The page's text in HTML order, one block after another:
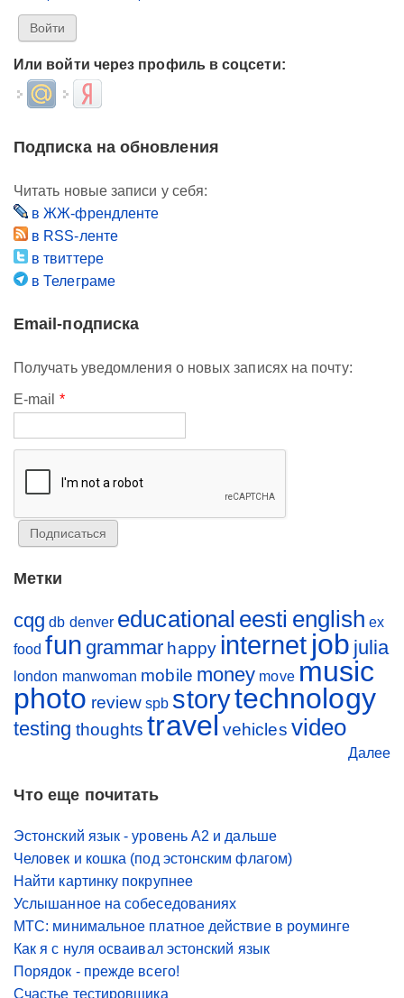
Или войти через профиль в соцсети:
Login with Mail.ruLogin with Яндекс
Подписка на обновления
Читать новые записи у себя:
в ЖЖ-френдленте
в RSS-ленте
в твиттере
в Телеграме
Email-подписка
Получать уведомления о новых записях на почту:
E-mail *
Метки
cqg db denver educational eesti english ex
food fun grammar happy internet job julia
london manwoman mobile money move music
photo review spb storytechnology
testing thoughts travel vehicles video
Далее
Что еще почитать
Эстонский язык - уровень A2 и дальше
Человек и кошка (под эстонским флагом)
Найти картинку покрупнее
Услышанное на собеседованиях
МТС: минимальное платное действие в роуминге
Как я с нуля осваивал эстонский язык
Порядок - прежде всего!
Счастье тестировщика